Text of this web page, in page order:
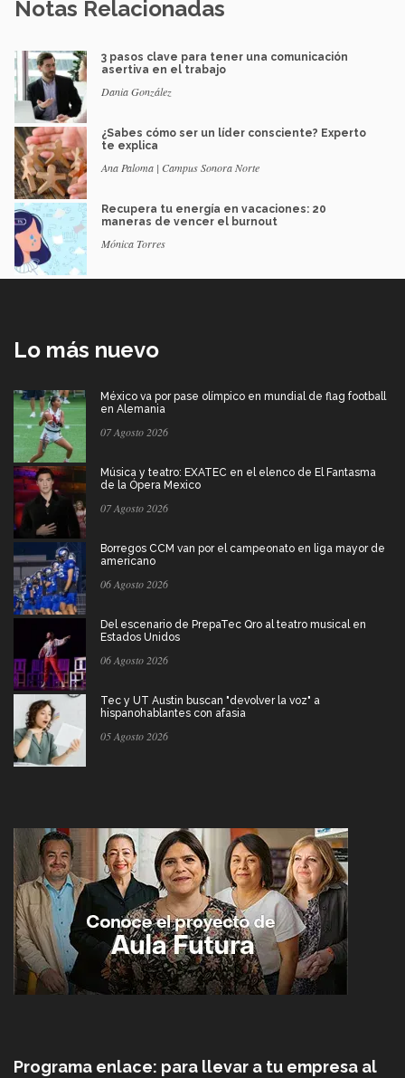
Notas Relacionadas
3 pasos clave para tener una comunicación
asertiva en el trabajo
Dania González
¿Sabes cómo ser un líder consciente? Experto
te explica
Ana Paloma | Campus Sonora Norte
Recupera tu energía en vacaciones: 20
maneras de vencer el burnout
Mónica Torres
Lo más nuevo
México va por pase olímpico en mundial de flag football
en Alemania
07 Agosto 2026
Música y teatro: EXATEC en el elenco de El Fantasma
de la Ópera Mexico
07 Agosto 2026
Borregos CCM van por el campeonato en liga mayor de
americano
06 Agosto 2026
Del escenario de PrepaTec Qro al teatro musical en
Estados Unidos
06 Agosto 2026
Tec y UT Austin buscan "devolver la voz" a
hispanohablantes con afasia
05 Agosto 2026
Programa enlace: para llevar a tu empresa al